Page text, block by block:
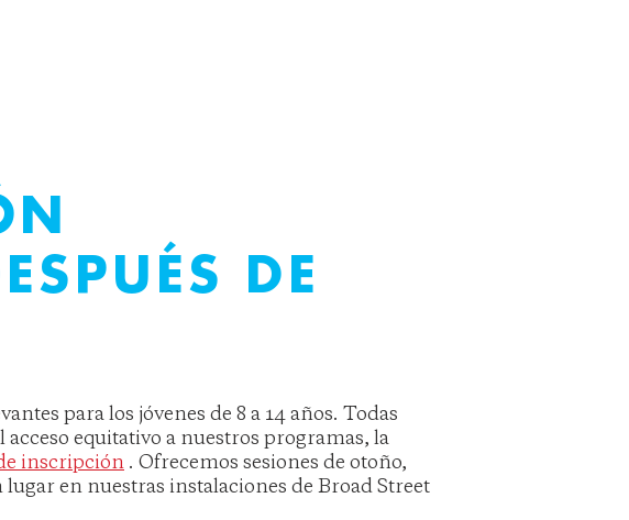
DE
para los jóvenes de 8 a 14 años. Todas
acceso equitativo a nuestros programas, la
inscripción . Ofrecemos sesiones de otoño,
en nuestras instalaciones de Broad Street